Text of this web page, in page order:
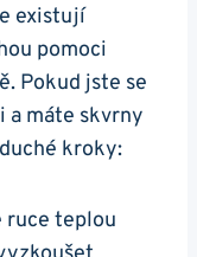
existují
pomoci
Pokud jste se
a máte skvrny
kroky:
ruce teplou